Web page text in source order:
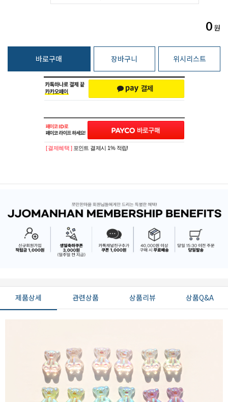
0 원
바로구매 장바구니 위시리스트
페이코 ID로 페
PAYCO 바로구매
[ 결제혜택 ] 포인트 결제시 1% 적립!
제품상세 관련상품 상품리뷰 상품Q&A